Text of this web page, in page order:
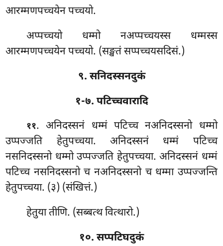
आरम्मणपच्चयेन पच्चयो.
अप्पच्चयो धम्मो नअप्पच्चयस्स धम्मस्स
आरम्मणपच्चयेन पच्चयो. (सङ्खतं सप्पच्चयसदिसं.)
९. सनिदस्सनदुकं
१-७. पटिच्चवारादि
११. अनिदस्सनं धम्मं पटिच्च नअनिदस्सनो धम्मो
उप्पज्जति हेतुपच्चया. अनिदस्सनं धम्मं पटिच्च
नसनिदस्सनो धम्मो उप्पज्जति हेतुपच्चया. अनिदस्सनं धम्मं
पटिच्च नसनिदस्सनो च नअनिदस्सनो च धम्मा उप्पज्जन्ति
हेतुपच्चया. (३) (संखित्तं.)
हेतुया तीणि. (सब्बत्थ वित्थारो.)
१०. सप्पटिघदुकं